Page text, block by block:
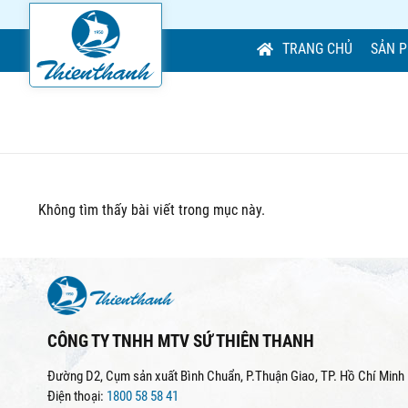
TRANG CHỦ SẢN
Không tìm thấy bài viết trong mục này.
CÔNG TY TNHH MTV SỨ THIÊN THANH
Đường D2, Cụm sản xuất Bình Chuẩn, P.Thuận Giao, TP. Hồ Chí Minh
Điện thoại: 1800 58 58 41